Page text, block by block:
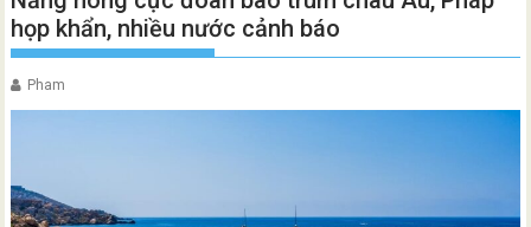
họp khẩn, nhiều nước cảnh báo
Pham